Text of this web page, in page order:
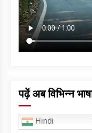
पढ़ें अब विभिन्न
Hindi